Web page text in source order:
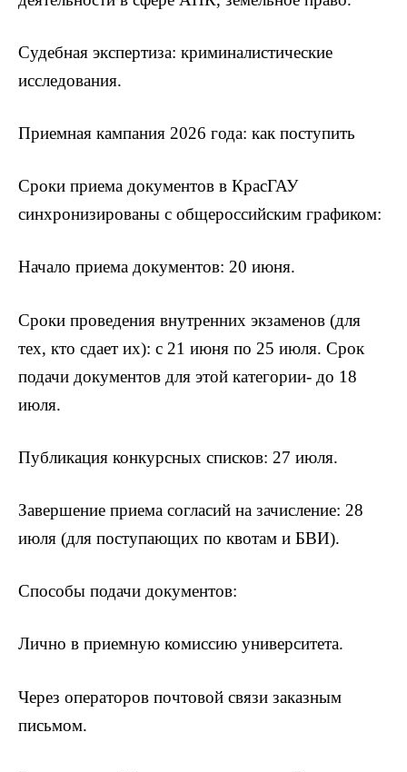
Судебная экспертиза: криминалистические
исследования.
Приемная кампания 2026 года: как поступить
Сроки приема документов в КрасГАУ
синхронизированы с общероссийским графиком:
Начало приема документов: 20 июня.
Сроки проведения внутренних экзаменов (для
тех, кто сдает их): с 21 июня по 25 июля. Срок
подачи документов для этой категории- до 18
июля.
Публикация конкурсных списков: 27 июля.
Завершение приема согласий на зачисление: 28
июля (для поступающих по квотам и БВИ).
Способы подачи документов:
Лично в приемную комиссию университета.
Через операторов почтовой связи заказным
письмом.